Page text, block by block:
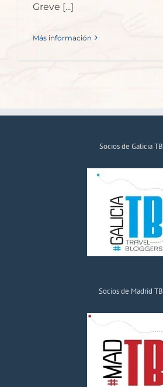
Greve [...]
Más información
Socios de Galicia TB
Socios de Madrid TB